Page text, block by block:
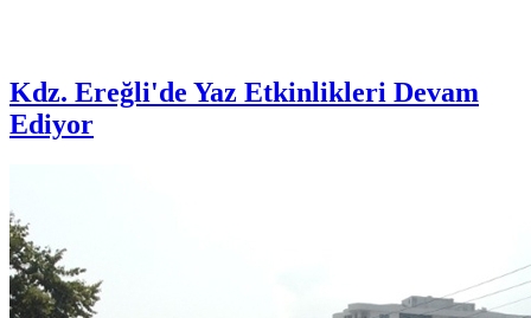
Kdz. Ereğli'de Yaz Etkinlikleri Devam
Ediyor